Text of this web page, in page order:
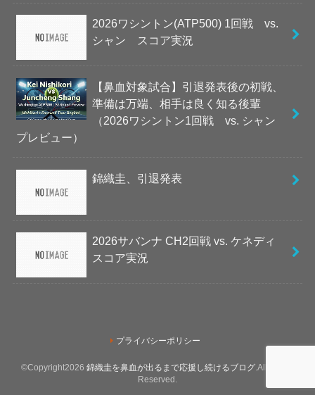
2026ワシントン(ATP500) 1回戦 vs.
シャン スコア実況
【鼻血対象試合】引退発表後の初戦、
準備は万端、相手は良く知る後輩
（2026ワシントン1回戦 vs. シャン
プレビュー）
錦織圭、引退発表
2026サバンナ CH2回戦 vs. ケネディ
スコア実況
プライバシーポリシー
©Copyright2026 錦織圭を鼻血が出るまで応援し続けるブログ .All Rights
Reserved.